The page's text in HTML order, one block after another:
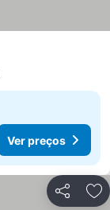
Ver preços
Partilhar